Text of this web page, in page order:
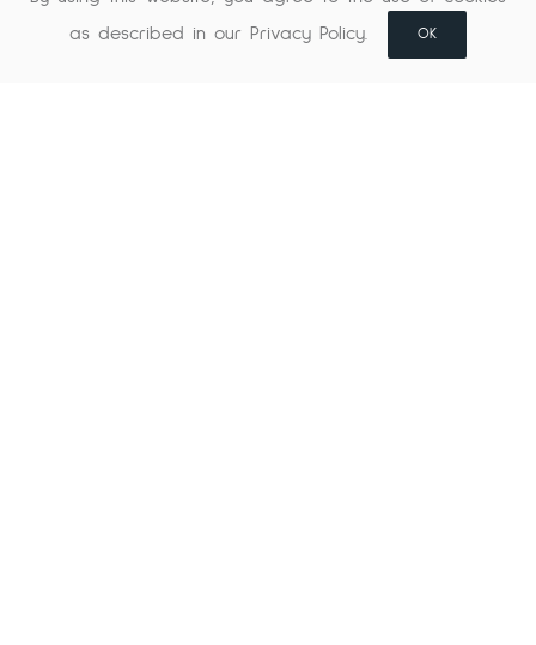
एक गाने के समग्र ध्वनि अनुभव को बढ़ाने के लिए अनूठे साउंडस्केप
as described in our Privacy Policy.
OK